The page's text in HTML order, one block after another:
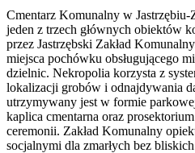
Cmentarz Komunalny w
jeden z trzech głównych obiektów
przez Jastrzębski Zakład
miejsca pochówku obsługującego
dzielnic. Nekropolia korzysta z
lokalizacji grobów i odnajdywania
utrzymywany jest w formie
kaplica cmentarna oraz
ceremonii. Zakład Komunalny
socjalnymi dla zmarłych bez